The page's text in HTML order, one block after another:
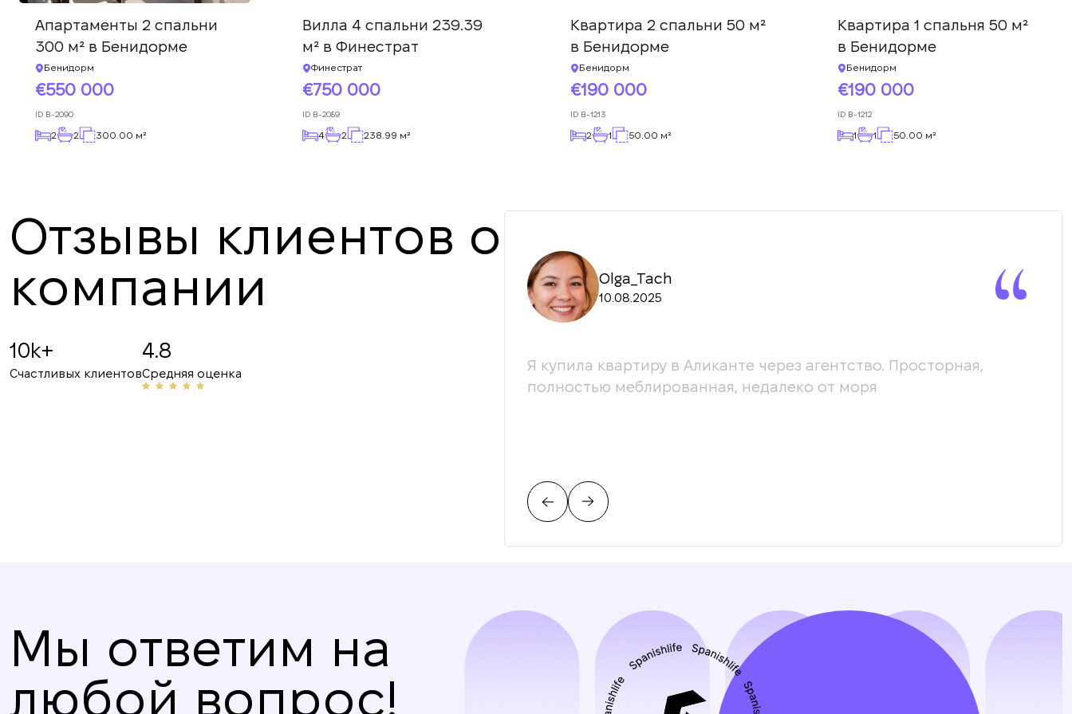
Апартаменты 2 спальни
300 м² в Бенидорме
Бенидорм
550 000
ID B-2090
2 2 300.00 м²
Вилла 4 спальни 239.39
м² в Финестрат
Финестрат
750 000
ID B-2089
4 2 238.99 м²
Квартира 2 спальни 50 м²
в Бенидорме
Бенидорм
190 000
ID B-1213
2 1 50.00 м²
Квартира 1 спальня 50 м²
в Бенидорме
Бенидорм
190 000
ID B-1212
1 1 50.00 м²
Отзывы клиентов о
компании
10k+
Счастливых клиентов
4.8
Средняя оценка
Angelina B
19.07.2025
Рекомендую! Приветливый персонал и профессионалы своей
сферы, неоднократно помогали мне с арендой. С радостью
Olga_Tach
10.08.2025
Я купила квартиру в Аликанте через агентство. Просторная,
полностью меблированная, недалеко от моря
Мы ответим на
любой вопрос!